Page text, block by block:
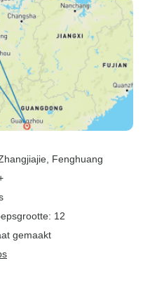
Zhangjiajie , Fenghuang
12
gemaakt